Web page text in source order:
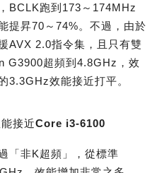
BCLK跑到173～174MHz
提昇70～74%。不過，由於
AVX 2.0指令集，且只有雙
G3900超頻到4.8GHz，效
3.3GHz效能接近打平。
接近Core i3-6100
「非K超頻」，從標準